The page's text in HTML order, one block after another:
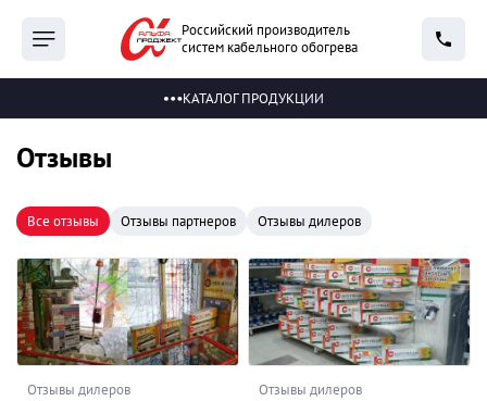
Российский производитель
систем кабельного обогрева
КАТАЛОГ ПРОДУКЦИИ
Отзывы
Все отзывы Отзывы партнеров Отзывы дилеров
Отзывы дилеров Отзывы дилеров